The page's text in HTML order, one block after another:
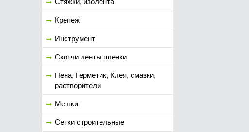
Стяжки, изолента
Крепеж
Инструмент
Скотчи ленты пленки
Пена, Герметик, Клея, смазки,
растворители
Мешки
Сетки строительные